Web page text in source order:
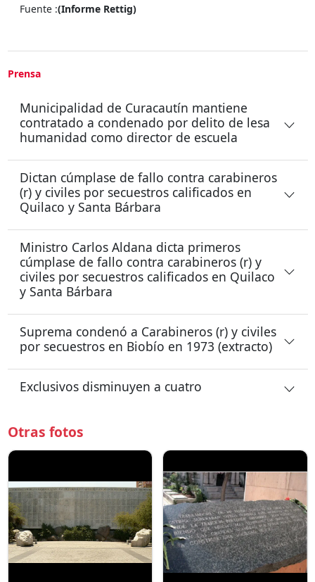
Fuente :(Informe Rettig)
Prensa
Municipalidad de Curacautín mantiene
contratado a condenado por delito de lesa
humanidad como director de escuela
Dictan cúmplase de fallo contra carabineros
(r) y civiles por secuestros calificados en
Quilaco y Santa Bárbara
Ministro Carlos Aldana dicta primeros
cúmplase de fallo contra carabineros (r) y
civiles por secuestros calificados en Quilaco
y Santa Bárbara
Suprema condenó a Carabineros (r) y civiles
por secuestros en Biobío en 1973 (extracto)
Exclusivos disminuyen a cuatro
Otras fotos